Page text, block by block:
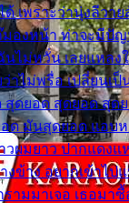
เพราะว่านุ่งลีวา
มองหน้า ท่าจะมีปัญ
นไม่หวั่น เลยแหล
ไม่พรื่อ เปลี่ยนเป็
สุดยอด สุดยอด สุด
ด มันสุดยอด แอบ
วผมยาว ปากแดงแ
งข้าง อยากเข้าไป
รามมาเจอ เธอมา